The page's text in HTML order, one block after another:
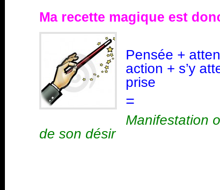
Ma recette magique est
Pensée +
action + s’y
prise
=
Manifestation
de son désir